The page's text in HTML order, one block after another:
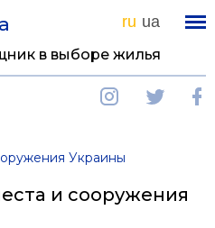
ru ua
в выборе жилья
Украины
и сооружения